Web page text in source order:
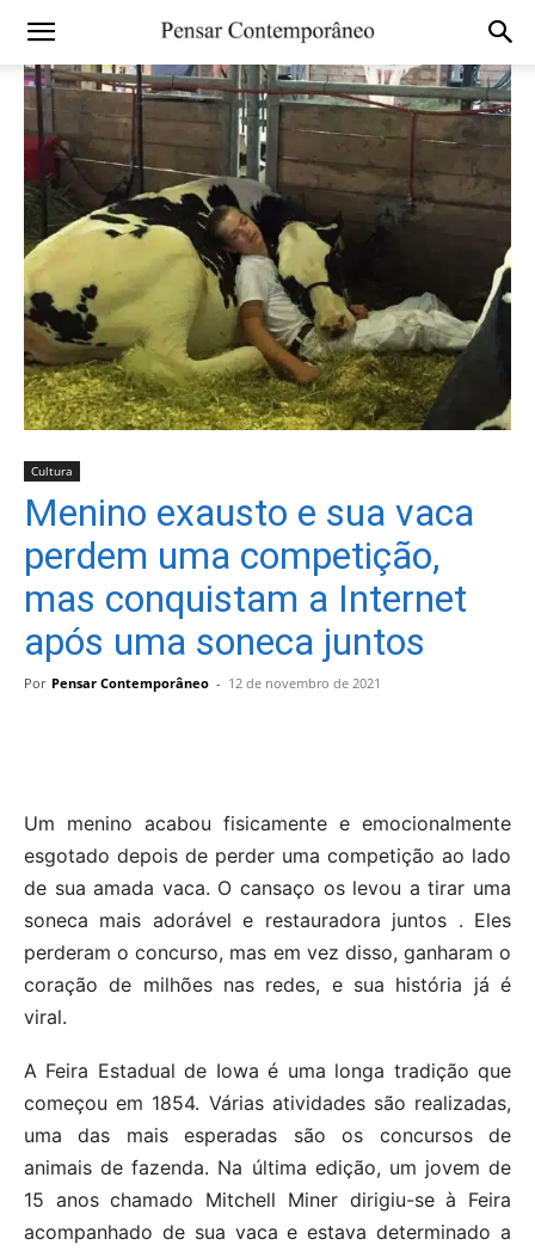
Cultura
Menino exausto e sua vaca
perdem uma competição,
mas conquistam a Internet
após uma soneca juntos
Por Pensar Contemporâneo - 12 de novembro de 2021
Um menino acabou fisicamente e emocionalmente
esgotado depois de perder uma competição ao lado
de sua amada vaca. O cansaço os levou a tirar uma
soneca mais adorável e restauradora juntos . Eles
perderam o concurso, mas em vez disso, ganharam o
coração de milhões nas redes, e sua história já é
viral.
A Feira Estadual de Iowa é uma longa tradição que
começou em 1854. Várias atividades são realizadas,
uma das mais esperadas são os concursos de
animais de fazenda. Na última edição, um jovem de
15 anos chamado Mitchell Miner dirigiu-se à Feira
acompanhado de sua vaca e estava determinado a